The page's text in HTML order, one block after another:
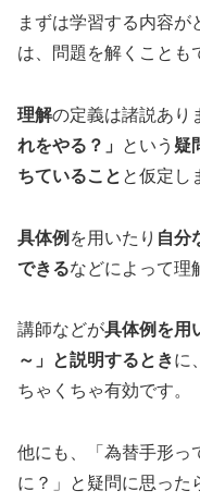
まずは学習する内容が
は、問題を解くことも
理解の定義は諸説あり
れをやる？」
という 疑
ちていること と仮定し
具体例 を用いたり 自分
できるなどによって理
講師などが具体例を用
～」と説明するときに、
ちゃくちゃ有効です。
他にも、「為替手形
に？」と疑問に思った